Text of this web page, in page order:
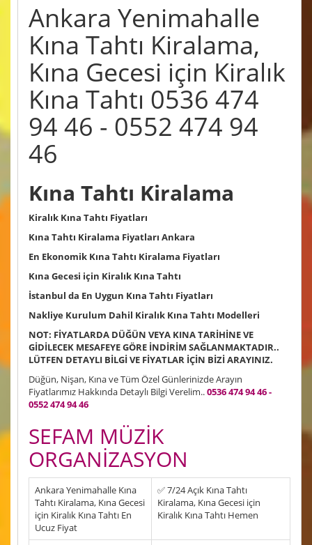
Ankara Yenimahalle
Kına Tahtı Kiralama,
Kına Gecesi için Kiralık
Kına Tahtı 0536 474
94 46 - 0552 474 94
46
Kına Tahtı Kiralama
Kiralık Kına Tahtı Fiyatları
Kına Tahtı Kiralama Fiyatları Ankara
En Ekonomik Kına Tahtı Kiralama Fiyatları
Kına Gecesi için Kiralık Kına Tahtı
İstanbul da En Uygun Kına Tahtı Fiyatları
Nakliye Kurulum Dahil Kiralık Kına Tahtı Modelleri
NOT: FİYATLARDA DÜĞÜN VEYA KINA TARİHİNE VE
GİDİLECEK MESAFEYE GÖRE İNDİRİM SAĞLANMAKTADIR..
LÜTFEN DETAYLI BİLGİ VE FİYATLAR İÇİN BİZİ ARAYINIZ.
Düğün, Nişan, Kına ve Tüm Özel Günlerinizde Arayın
Fiyatlarımız Hakkında Detaylı Bilgi Verelim..0536 474 94 46 -
0552 474 94 46
SEFAM MÜZİK
ORGANİZASYON
Ankara Yenimahalle Kına
Tahtı Kiralama, Kına Gecesi
için Kiralık Kına Tahtı En
Ucuz Fiyat
✅ 7/24 Açık Kına Tahtı
Kiralama, Kına Gecesi için
Kiralık Kına Tahtı Hemen